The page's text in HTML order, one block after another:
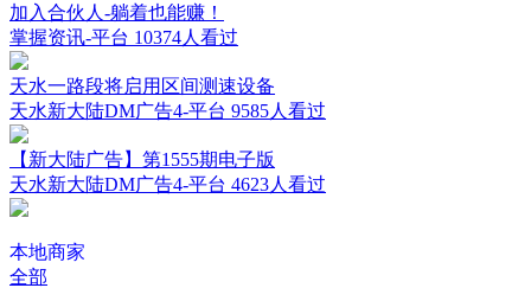
加入合伙人-躺着也能赚！
掌握资讯-平台 10374人看过
天水一路段将启用区间测速设备
天水新大陆DM广告4-平台 9585人看过
【新大陆广告】第1555期电子版
天水新大陆DM广告4-平台 4623人看过
本地商家
全部